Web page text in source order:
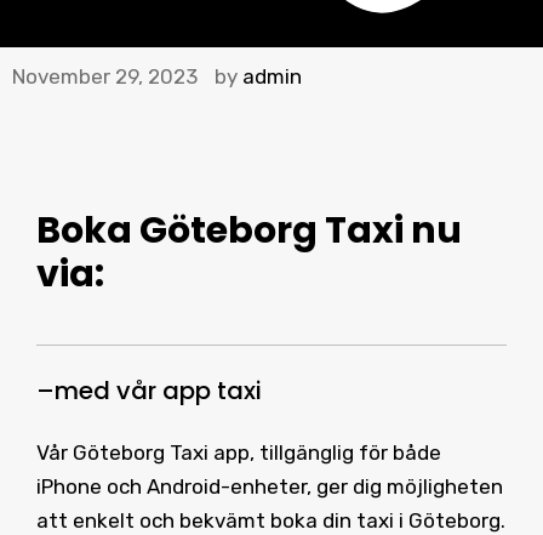
November 29, 2023 by admin
Boka Göteborg Taxi nu
via:
–med vår app taxi
Vår Göteborg Taxi app, tillgänglig för både
iPhone och Android-enheter, ger dig möjligheten
att enkelt och bekvämt boka din taxi i Göteborg.